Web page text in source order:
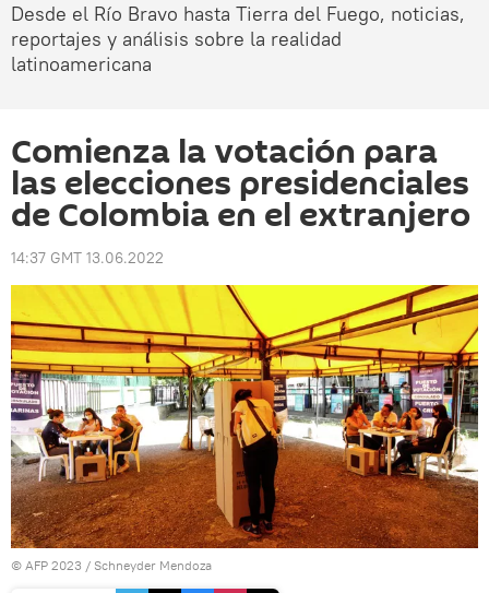
Desde el Río Bravo hasta Tierra del Fuego, noticias,
reportajes y análisis sobre la realidad
latinoamericana
Comienza la votación para
las elecciones presidenciales
de Colombia en el extranjero
14:37 GMT 13.06.2022
© AFP 2023 / Schneyder Mendoza